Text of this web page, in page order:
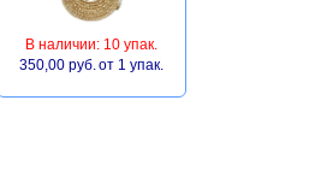
В наличии: 10 упак.
350,00 руб. от 1 упак.